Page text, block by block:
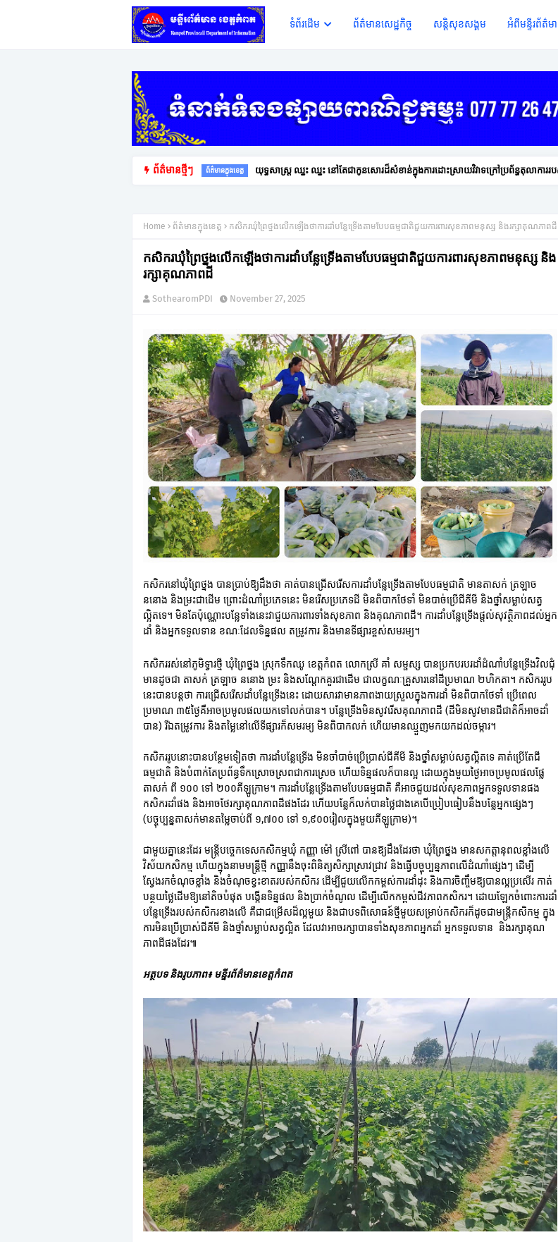
ទំព័រដើម ព័ត៌មានសេដ្ឋកិច្ច សន្តិសុខសង្គម អំពីមន្ទីរព័ត៌ម
ព័ត៌មានថ្មីៗ ព័ត៌មានក្នុងខេត្ត យុទ្ធសាស្ត្រ ឈ្នះ ឈ្នះ នៅតែជាកូនសោរដ៏សំខាន់ក្នុងការដោះស្រាយវិវាទក្រៅប្រព័ន្ធតុលាការ
Home ព័ត៌មានក្នុងខេត្ត កសិករឃុំព្រៃថ្នងលើកឡើងថាការដាំបន្លែទ្រើងតាមបែបធម្មជាតិជួយការពារសុខភាពមនុស្ស និងរក្សាគុណភាពដី
កសិករឃុំព្រៃថ្នងលើកឡើងថាការដាំបន្លែទ្រើងតាមបែបធម្មជាតិជួយការពារសុខភាពមនុស្ស និង
រក្សាគុណភាពដី
SothearomPDI November 27, 2025
កសិករនៅឃុំព្រៃថ្នង បានប្រាប់ឱ្យដឹងថា គាត់បានជ្រើសរើសការដាំបន្លែទ្រើងតាមបែបធម្មជាតិ មានតាសក់ ត្រឡាច
ននោង និងម្រះជាដើម ព្រោះដំណាំប្រភេទនេះ មិនរើសប្រភេទដី មិនពិបាកថែទាំ មិនបាច់ប្រើជីគីមី និងថ្នាំសម្លាប់សត្វ
ល្អិតទេ។ មិនតែប៉ុណ្ណោះបន្លែទាំងនេះវាជួយការពារទាំងសុខភាព និងគុណភាពដី។ ការដាំបន្លែទ្រើងផ្តល់សុវត្ថិភាពដល់អ្នក
ដាំ និងអ្នកទទួលទាន ខណៈដែលទិន្នផល តម្រូវការ និងមានទីផ្សារខ្ពស់សមរម្យ។
កសិកររស់នៅភូមិទ្វារថ្មី ឃុំព្រៃថ្នង ស្រុកទឹកឈូ ខេត្តកំពត លោកស្រី គាំ សម្ផស្ស បានប្រកបរបរដាំដំណាំបន្លែទ្រើងវិលជុំ
មានដូចជា តាសក់ ត្រឡាច ននោង ម្រះ និងសណ្តែកគួរជាដើម ជាលក្ខណៈគ្រួសារនៅដីប្រមាណ ២ហិកតា។ កសិកររូប
នេះបានបន្តថា ការជ្រើសរើសដាំបន្លែទ្រើងនេះ ដោយសារវាមានភាពងាយស្រួលក្នុងការដាំ មិនពិបាកថែទាំ ប្រើពេល
ប្រមាណ ៣៥ថ្ងៃគឺអាចប្រមូលផលយកទៅលក់បាន។ បន្លែទ្រើងមិនសូវរើសគុណភាពដី (ដីមិនសូវមានជីជាតិក៏អាចដាំ
បាន) រីឯតម្រូវការ និងតម្លៃនៅលើទីផ្សារក៏សមរម្យ មិនពិបាកលក់ ហើយមានឈ្មួញមកយកដល់ចម្ការ។
កសិកររូបនោះបានបន្ថែមទៀតថា ការដាំបន្លែទ្រើង មិនចាំបាច់ប្រើប្រាស់ជីគីមី និងថ្នាំសម្លាប់សត្វល្អិតទេ គាត់ប្រើតែជី
ធម្មជាតិ និងបំពាក់តែប្រព័ន្ធទឹកស្រោចស្រពជាការស្រេច ហើយទិន្នផលក៏បានល្អ ដោយក្នុងមួយថ្ងៃអាចប្រមូលផលផ្លែ
តាសក់ ពី ១០០ ទៅ ២០០គីឡូក្រាម។ ការដាំបន្លែទ្រើងតាមបែបធម្មជាតិ គឺអាចជួយដល់សុខភាពអ្នកទទួលទានផង
កសិករដាំផង និងអាចថែរក្សាគុណភាពដីផងដែរ ហើយបន្លែក៏លក់បានថ្លៃជាងគេបើប្រៀបធៀបនឹងបន្លែអ្នកផ្សេងៗ
(បច្ចុប្បន្នតាសក់មានតម្លៃចាប់ពី ១,៧០០ ទៅ ១,៩០០រៀលក្នុងមួយគីឡូក្រាម)។
ជាមួយគ្នានេះដែរ មន្ត្រីបច្ចេកទេសកសិកម្មឃុំ កញ្ញា ម៉ៅ ស្រីពៅ បានឱ្យដឹងដែរថា ឃុំព្រៃថ្នង មានសកត្តានុពលខ្លាំងលើ
វិស័យកសិកម្ម ហើយក្នុងនាមមន្ត្រីថ្មី កញ្ញានឹងចុះពិនិត្យសិក្សាស្រាវជ្រាវ និងធ្វើបច្ចុប្បន្នភាពលើដំណាំផ្សេងៗ ដើម្បី
ស្វែងរកចំណុចខ្លាំង និងចំណុចខ្វះខាតរបស់កសិករ ដើម្បីជួយលើកកម្ពស់ការដាំដុះ និងការចិញ្ចឹមឱ្យបានល្អប្រសើរ កាត់
បន្ថយថ្លៃដើមឱ្យនៅតិចបំផុត បង្កើនទិន្នផល និងប្រាក់ចំណូល ដើម្បីលើកកម្ពស់ជីវភាពកសិករ។ ដោយឡែកចំពោះការដាំ
បន្លែទ្រើងរបស់កសិករខាងលើ គឺជាជម្រើសដ៏ល្អមួយ និងជាបទពិសោធន៍ថ្មីមួយសម្រាប់កសិករក៏ដូចជាមន្ត្រីកសិកម្ម ក្នុង
ការមិនប្រើប្រាស់ជីគីមី និងថ្នាំសម្លាប់សត្វល្អិត ដែលវាអាចរក្សាបានទាំងសុខភាពអ្នកដាំ អ្នកទទួលទាន និងរក្សាគុណ
ភាពដីផងដែរ៕
អត្ថបទ និងរូបភាព៖ មន្ទីរព័ត៌មានខេត្តកំពត